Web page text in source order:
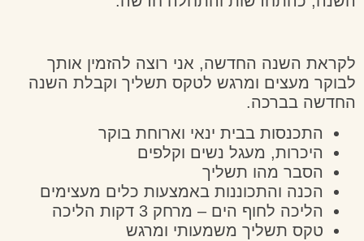
השנה החדשה, אני רוצה להזמין אותך
מעצים ומרגש לטקס תשליך וקבלת השנה
בברכה.
בבית ינאי וארוחת בוקר
מעגל נשים וקלפים
מהו תשליך
והתכוננות באמצעות כלים מעצימים
לחוף הים – מרחק 3 דקות הליכה
תשליך משמעותי ומרגש